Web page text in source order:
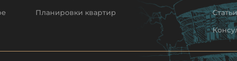
Планировки квартир